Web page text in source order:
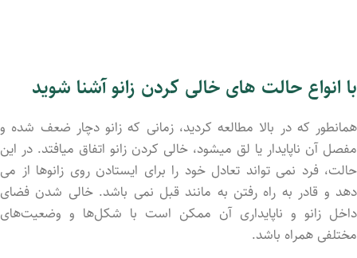
با انواع حالت های خالی کردن زانو آشنا شوید
همانطور که در بالا مطالعه کردید، زمانی که زانو دچار ضعف شده و
مفصل آن ناپایدار یا لق میشود، خالی کردن زانو اتفاق میافتد. در این
حالت، فرد نمی تواند تعادل خود را برای ایستادن روی زانوها از می
دهد و قادر به راه رفتن به مانند قبل نمی باشد. خالی شدن فضای
داخل زانو و ناپایداری آن ممکن است با شکل‌ها و وضعیت‌های
مختلفی همراه باشد.